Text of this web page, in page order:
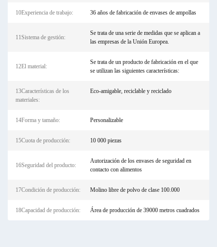
10Experiencia de trabajo: 36 años de fabricación de envases de ampollas
11Sistema de gestión:
Se trata de una serie de medidas que se aplican a
las empresas de la Unión Europea.
12El material:
Se trata de un producto de fabricación en el que
se utilizan las siguientes características:
13Características de los
materiales:
Eco-amigable, reciclable y reciclado
14Forma y tamaño: Personalizable
15Cuota de producción: 10 000 piezas
16Seguridad del producto:
Autorización de los envases de seguridad en
contacto con alimentos
17Condición de producción: Molino libre de polvo de clase 100.000
18Capacidad de producción: Área de producción de 39000 metros cuadrados